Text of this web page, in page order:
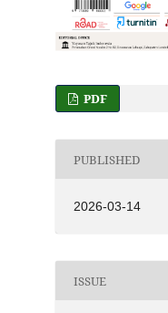
PDF
PUBLISHED
2026-03-14
ISSUE